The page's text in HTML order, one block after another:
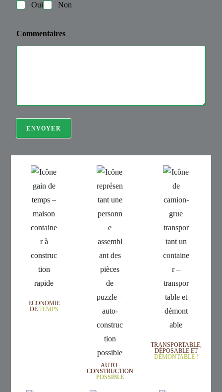
Oui
Non
Commentaires
ENVOYER
ECONOMIE
DE TEMPS
AUTO-
CONSTRUCTION
POSSIBLE
TRANSPORTABLE,
DÉPOSABLE ET
DÉMONTABLE !